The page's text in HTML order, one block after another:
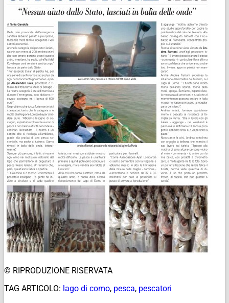
© RIPRODUZIONE RISERVATA
TAG ARTICOLO: lago di como, pesca, pescatori